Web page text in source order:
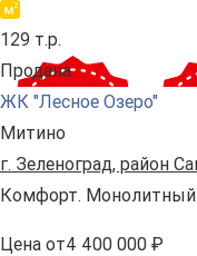
129 т.р.
Продана
ЖК "Лесное Озеро"
Митино
г. Зеленоград, район
Комфорт. Монолитный.
Цена от4 400 000 ₽